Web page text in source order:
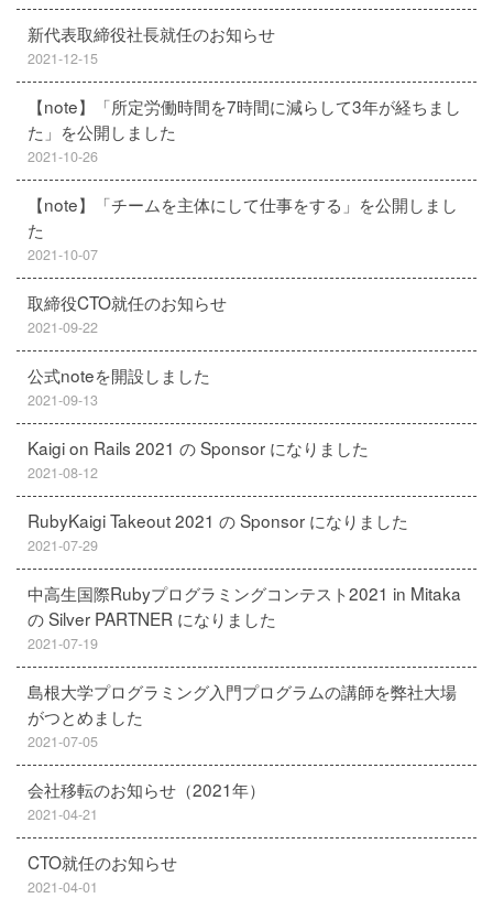
新代表取締役社長就任のお知らせ
2021-12-15
【note】「所定労働時間を7時間に減らして3年が経ちまし
た」を公開しました
2021-10-26
【note】「チームを主体にして仕事をする」を公開しまし
た
2021-10-07
取締役CTO就任のお知らせ
2021-09-22
公式noteを開設しました
2021-09-13
Kaigi on Rails 2021 の Sponsor になりました
2021-08-12
RubyKaigi Takeout 2021 の Sponsor になりました
2021-07-29
中高生国際Rubyプログラミングコンテスト2021 in Mitaka
の Silver PARTNER になりました
2021-07-19
島根大学プログラミング入門プログラムの講師を弊社大場
がつとめました
2021-07-05
会社移転のお知らせ（2021年）
2021-04-21
CTO就任のお知らせ
2021-04-01